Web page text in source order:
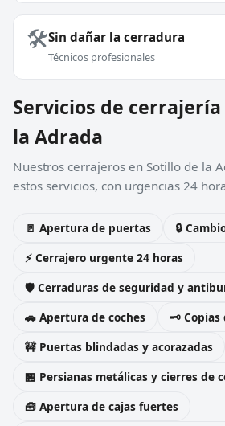
🛠️Sin dañar la cerradura
Técnicos profesionales
Servicios de
la Adrada
Nuestros cerrajeros en Sotillo de la
estos servicios, con urgencias 24
🚪 Apertura de puertas
🔒
⚡ Cerrajero urgente 24 horas
🛡️ Cerraduras de seguridad y
🚗 Apertura de coches
🗝️ Copias
🚧 Puertas blindadas y acorazadas
🏪 Persianas metálicas y cierres de
🧰 Apertura de cajas fuertes